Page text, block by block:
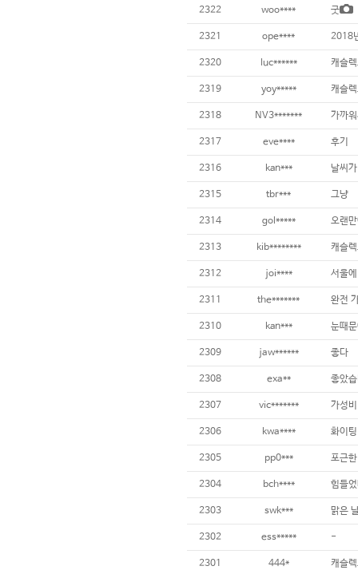
2322 woo**** 굿
2321 ope**** 2018
2320 luc****** 캐슬
2319 yoy***** 캐슬
2318 NV3******* 가까
2317 eve**** 후기
2316 kan***
2315 tbr*** 그냥
2314 gol***** 오랜
2313 kib******** 캐슬
2312 joi****
2311 the******* 완전
2310 kan*** 눈때
2309 jaw****** 좋다
2308 exa** 좋았
2307 vic******* 가성
2306 kwa**** 화이
2305 pp0*** 포근
2304 bch**** 힘들
2303 swk*** 맑은
2302 ess***** -
2301 444* 캐슬